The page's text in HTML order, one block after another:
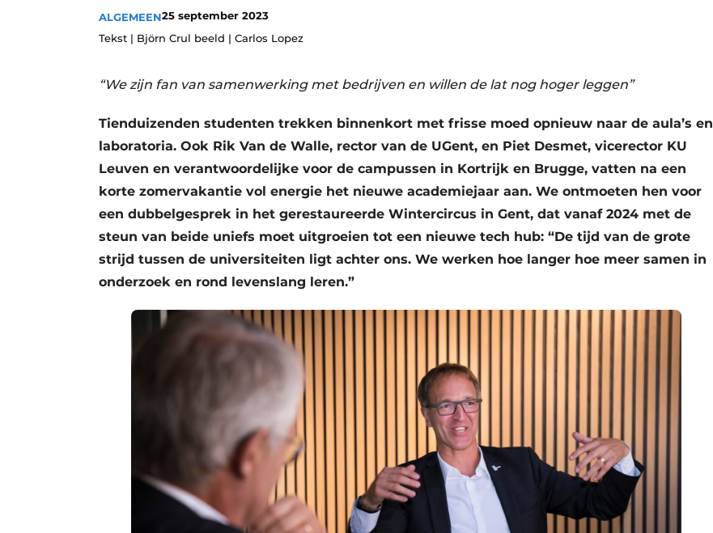
Privacy / Cookie statement
Vacature aanmelden
ALGEMEEN25 september 2023
Tekst | Björn Crul beeld | Carlos Lopez
“We zijn fan van samenwerking met bedrijven en willen de lat nog hoger leggen”
Tienduizenden studenten trekken binnenkort met frisse moed opnieuw naar de aula’s en
laboratoria. Ook Rik Van de Walle, rector van de UGent, en Piet Desmet, vicerector KU
Leuven en verantwoordelijke voor de campussen in Kortrijk en Brugge, vatten na een
korte zomervakantie vol energie het nieuwe academiejaar aan. We ontmoeten hen voor
een dubbelgesprek in het gerestaureerde Wintercircus in Gent, dat vanaf 2024 met de
steun van beide uniefs moet uitgroeien tot een nieuwe tech hub: “De tijd van de grote
strijd tussen de universiteiten ligt achter ons. We werken hoe langer hoe meer samen in
onderzoek en rond levenslang leren.”